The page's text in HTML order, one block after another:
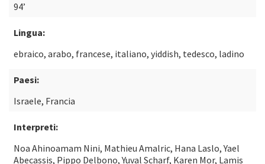
94’
Lingua:
ebraico, arabo, francese, italiano, yiddish, tedesco, ladino
Paesi:
Israele, Francia
Interpreti:
Noa Ahinoamam Nini, Mathieu Amalric, Hana Laslo, Yael
Abecassis, Pippo Delbono, Yuval Scharf, Karen Mor, Lamis